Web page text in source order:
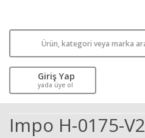
Giriş Yap
yada üye ol
Impo H-0175-V2